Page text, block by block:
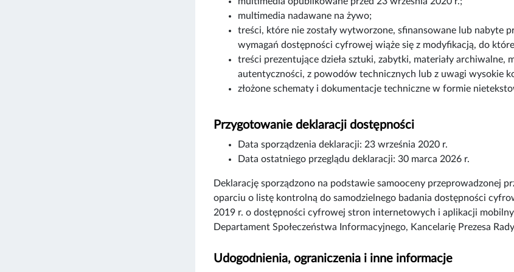
multimedia nadawane na żywo;
treści, które nie zostały wytworzone, sfinansowane lub nabyte
wymagań dostępności cyfrowej wiąże się z modyfikacją, do
treści prezentujące dzieła sztuki, zabytki, materiały archiwalne,
autentyczności, z powodów technicznych lub z uwagi wysokie
złożone schematy i dokumentacje techniczne w formie
Przygotowanie deklaracji dostępności
Data sporządzenia deklaracji: 23 września 2020 r.
Data ostatniego przeglądu deklaracji: 30 marca 2026 r.
Deklarację sporządzono na podstawie samooceny przeprowadzonej
oparciu o listę kontrolną do samodzielnego badania dostępności
2019 r. o dostępności cyfrowej stron internetowych i aplikacji
Departament Społeczeństwa Informacyjnego, Kancelarię Prezesa
Udogodnienia, ograniczenia i inne informacje